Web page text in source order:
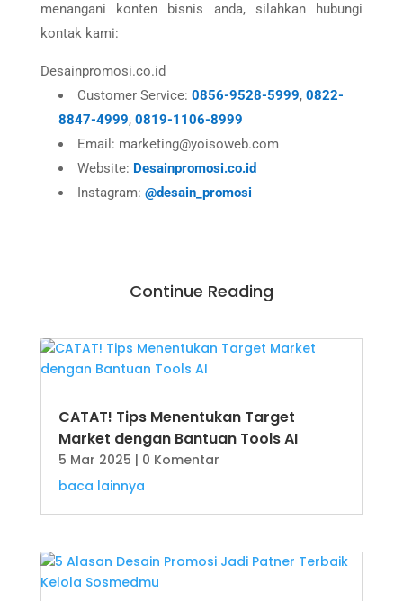
menangani konten bisnis anda, silahkan hubungi
kontak kami:
Desainpromosi.co.id
Customer Service: 0856-9528-5999, 0822-
8847-4999, 0819-1106-8999
Email: marketing@yoisoweb.com
Website: Desainpromosi.co.id
Instagram: @desain_promosi
Continue Reading
CATAT! Tips Menentukan Target
Market dengan Bantuan Tools AI
5 Mar 2025 | 0 Komentar
baca lainnya